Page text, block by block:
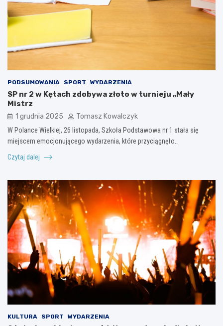
PODSUMOWANIA SPORT WYDARZENIA
SP nr 2 w Kętach zdobywa złoto w turnieju „Mały
Mistrz
1 grudnia 2025 Tomasz Kowalczyk
W Polance Wielkiej, 26 listopada, Szkoła Podstawowa nr 1 stała się
miejscem emocjonującego wydarzenia, które przyciągnęło…
Czytaj dalej
KULTURA SPORT WYDARZENIA